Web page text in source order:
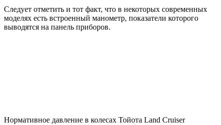
Следует отметить и тот факт, что в некоторых современных
моделях есть встроенный манометр, показатели которого
выводятся на панель приборов.
Нормативное давление в колесах Тойота Land Cruiser